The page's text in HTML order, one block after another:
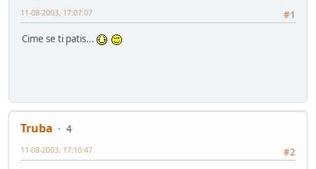
#1
11-08-2003, 17:07:07
Cime se ti patis...
Truba
4
#2
11-08-2003, 17:10:47